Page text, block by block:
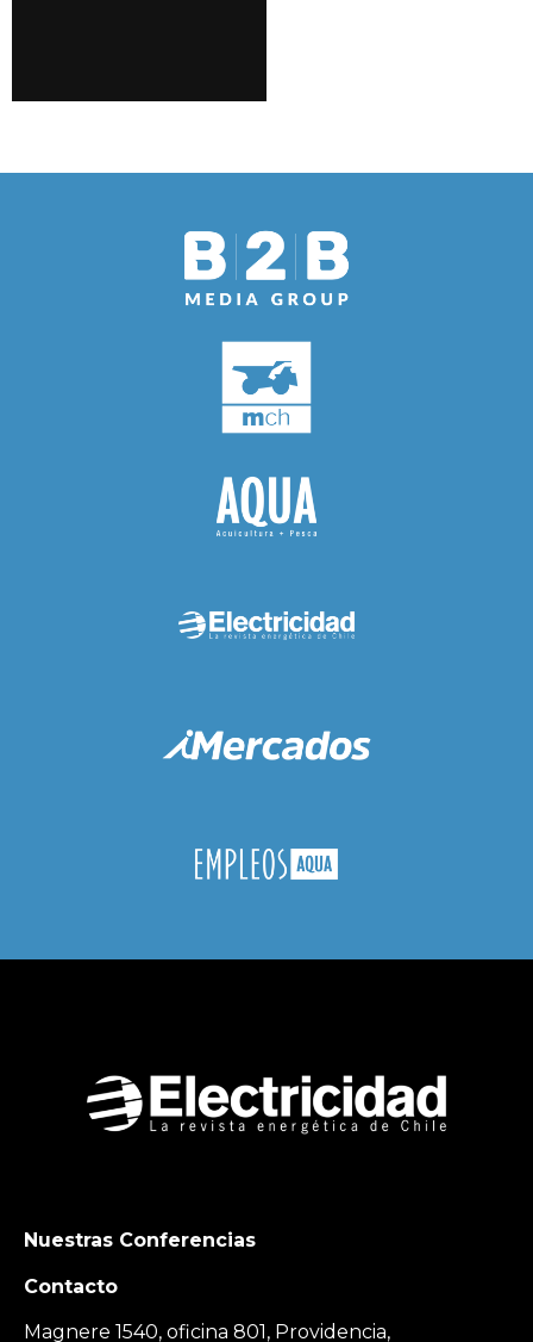
Nuestras Conferencias
Contacto
Magnere 1540, oficina 801, Providencia,